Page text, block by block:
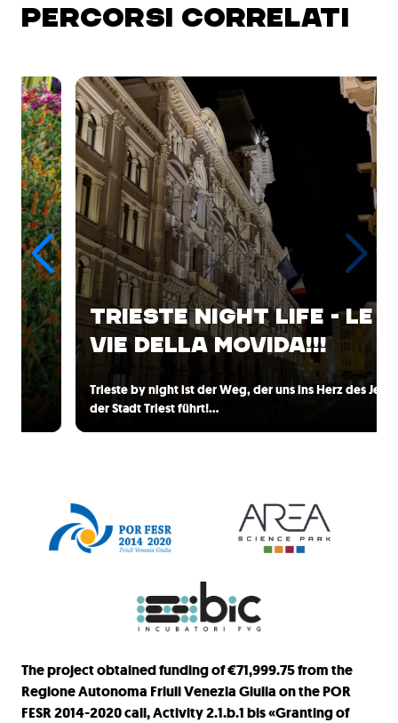
PERCORSI CORRELATI
TRIESTE NIGHT LIFE - LE
VIE DELLA MOVIDA!!!
Trieste by night ist der Weg, der uns ins Herz des Jetsets
der Stadt Triest führt!…
The project obtained funding of €71,999.75 from the
Regione Autonoma Friuli Venezia Giulia on the POR
FESR 2014-2020 call, Activity 2.1.b.1 bis «Granting of